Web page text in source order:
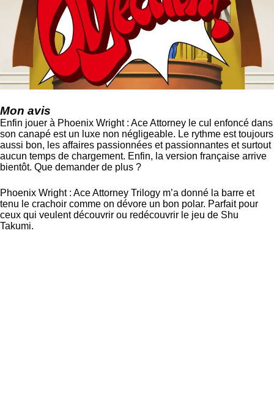
Mon avis
Enfin jouer à Phoenix Wright : Ace Attorney le cul enfoncé dans
son canapé est un luxe non négligeable. Le rythme est toujours
aussi bon, les affaires passionnées et passionnantes et surtout
aucun temps de chargement. Enfin, la version française arrive
bientôt. Que demander de plus ?
Phoenix Wright : Ace Attorney Trilogy m’a donné la barre et
tenu le crachoir comme on dévore un bon polar. Parfait pour
ceux qui veulent découvrir ou redécouvrir le jeu de Shu
Takumi.